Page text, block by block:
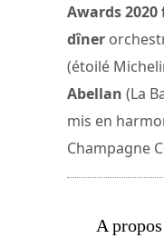
Awards
dîner
(étoilé
Abellan (La
mis en
Champagne
A